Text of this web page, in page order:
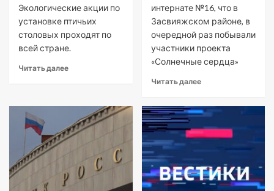
Экологические акции по
установке птичьих
столовых проходят по
всей стране.
Читать далее
интернате №16, что в
Засвияжском районе, в
очередной раз побывали
участники проекта
«Солнечные сердца»
Читать далее